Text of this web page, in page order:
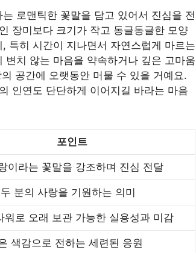
로맨틱한 꽃말을 담고 있어서 진심을 전
장미보다 크기가 작고 동글동글한 모양
특히 시간이 지나면서 자연스럽게 마르는
치 않는 마음을 약속하거나 깊은 고마움
공간에 오랫동안 머물 수 있을 거예요.
인연도 단단하게 이어지길 바라는 마음
포인트
이라는 꽃말을 강조하며 진심 전달
분의 사랑을 기원하는 의미
워로 오래 보관 가능한 실용성과 미감
색감으로 전하는 세련된 응원